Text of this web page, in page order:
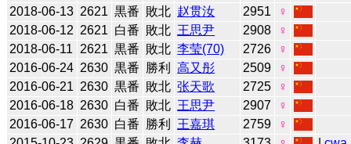
2018-06-13 2621 黒番 敗北 赵贯汝 2951
♀
2018-06-12 2621 白番 敗北 王思尹 2908
♀
2018-06-11
2621 黒番 敗北 李莹(70) 2726
♀
2016-06-24 2630 黒番 勝利 高又彤 2509
♀
2016-06-21 2630 黒番 敗北 张天歌 2725
♀
2016-06-18 2630 白番 敗北 王思尹 2907
♀
2016-06-17 2630 白番 勝利 王嘉琪 2759
♀